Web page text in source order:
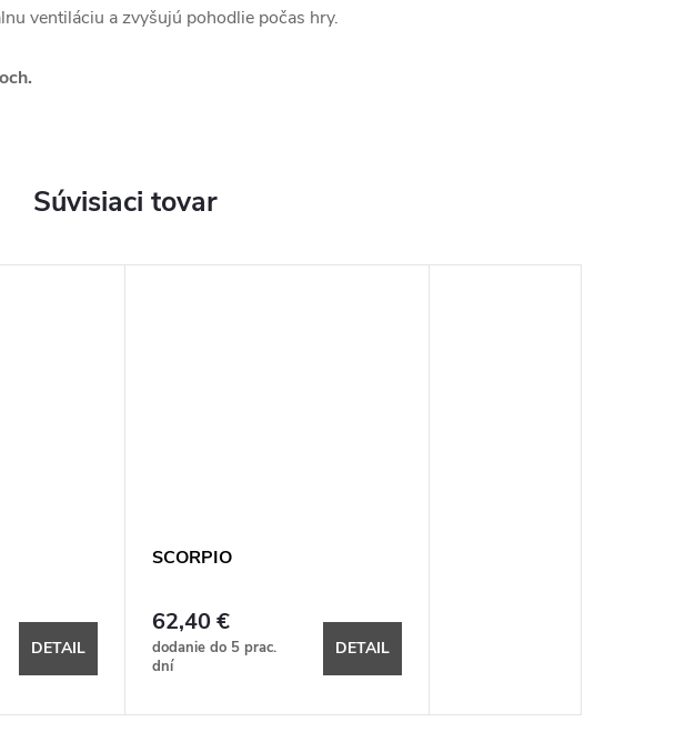
ventiláciu a zvyšujú pohodlie počas hry.
Súvisiaci tovar
DETAIL
SCORPIO
62,40 €
dodanie do 5 prac.
dní
DETAIL